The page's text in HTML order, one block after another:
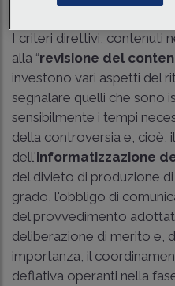
I criteri direttivi, contenuti
alla “revisione del
investono vari aspetti del
segnalare quelli che sono
sensibilmente i tempi
della controversia e, cioè,
dell'informatizzazione
del divieto di produzione
grado, l'obbligo di
del provvedimento
deliberazione di merito e,
importanza, il
deflativa operanti nella